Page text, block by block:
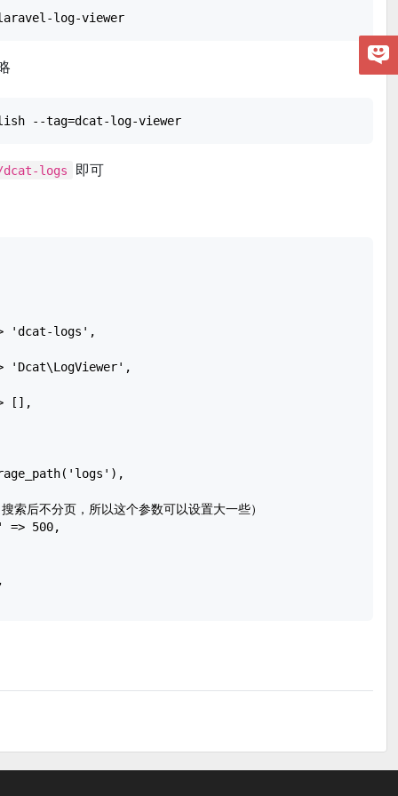
logs 即可
'dcat-logs',
'Dcat\LogViewer',
[],
索后不分页，所以这个参数可以设置大一些）
=> 500,